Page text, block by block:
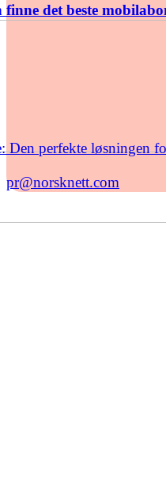
det beste
Den perfekte løsningen
pr@norsknett.com